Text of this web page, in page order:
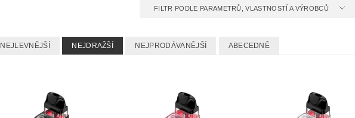
FILTR PODLE PARAMETRŮ, VLASTNOSTÍ A VÝROBCŮ
NEJLEVNĚJŠÍ NEJDRAŽŠÍ NEJPRODÁVANĚJŠÍ ABECEDNĚ